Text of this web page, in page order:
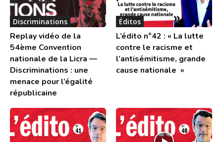
Discriminations
Replay vidéo de la
54ème Convention
nationale de la Licra —
Discriminations : une
menace pour l’égalité
républicaine
Éditos
L’édito n°42 : « La lutte
contre le racisme et
l’antisémitisme, grande
cause nationale »